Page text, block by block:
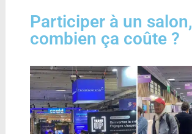
Participer à un salon,
combien ça coûte ?